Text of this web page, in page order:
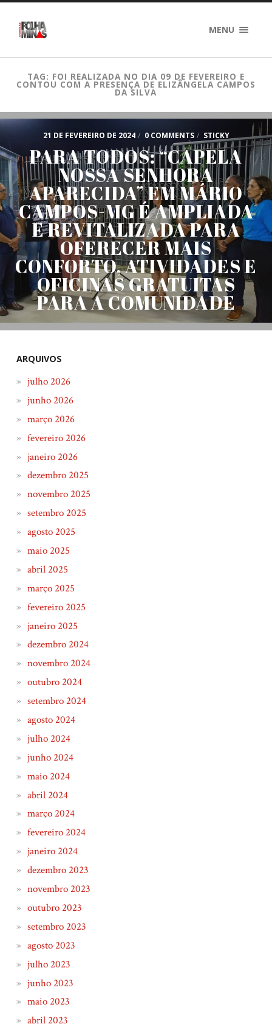
MENU
TAG: FOI REALIZADA NO DIA 09 DE FEVEREIRO E
CONTOU COM A PRESENÇA DE ELIZÂNGELA CAMPOS
DA SILVA
21 DE FEVEREIRO DE 2024 / 0 COMMENTS / STICKY
PARA TODOS: “CAPELA
NOSSA SENHORA
APARECIDA” EM MÁRIO
CAMPOS-MG É AMPLIADA
E REVITALIZADA PARA
OFERECER MAIS
CONFORTO, ATIVIDADES E
OFICINAS GRATUITAS
PARA A COMUNIDADE
ARQUIVOS
julho 2026
junho 2026
março 2026
fevereiro 2026
janeiro 2026
dezembro 2025
novembro 2025
setembro 2025
agosto 2025
maio 2025
abril 2025
março 2025
fevereiro 2025
janeiro 2025
dezembro 2024
novembro 2024
outubro 2024
setembro 2024
agosto 2024
julho 2024
junho 2024
maio 2024
abril 2024
março 2024
fevereiro 2024
janeiro 2024
dezembro 2023
novembro 2023
outubro 2023
setembro 2023
agosto 2023
julho 2023
junho 2023
maio 2023
abril 2023